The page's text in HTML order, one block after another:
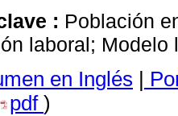
: Población
laboral;
en Inglés |
pdf )